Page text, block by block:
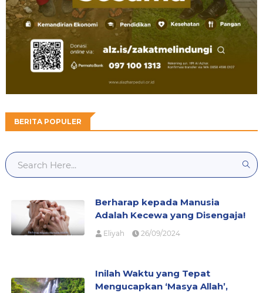
BERITA POPULER
Berharap kepada Manusia
Adalah Kecewa yang Disengaja!
Eliyah 26/09/2024
Inilah Waktu yang Tepat
Mengucapkan ‘Masya Allah’,